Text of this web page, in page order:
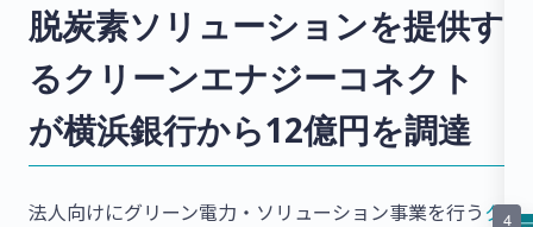
脱炭素ソリューションを提供す
るクリーンエナジーコネクト
が横浜銀行から12億円を調達
法人向けにグリーン電力・ソリューション事業を行うク